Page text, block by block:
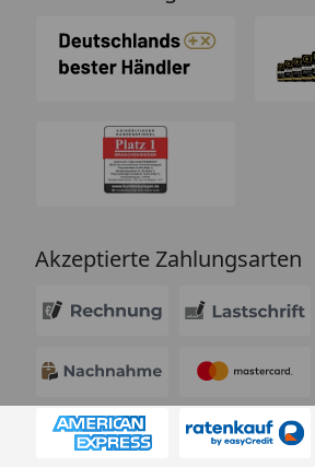
Akzeptierte Zahlungsarten